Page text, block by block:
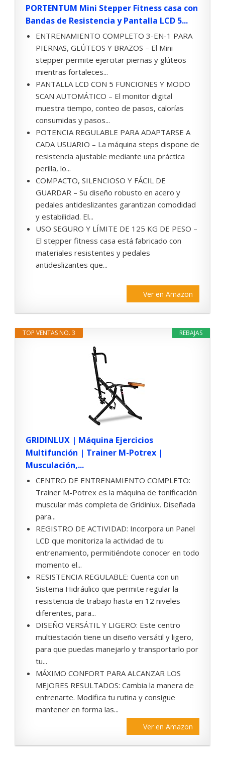
PORTENTUM Mini Stepper Fitness casa con
Bandas de Resistencia y Pantalla LCD 5...
ENTRENAMIENTO COMPLETO 3-EN-1 PARA
PIERNAS, GLÚTEOS Y BRAZOS – El Mini
stepper permite ejercitar piernas y glúteos
mientras fortaleces...
PANTALLA LCD CON 5 FUNCIONES Y MODO
SCAN AUTOMÁTICO – El monitor digital
muestra tiempo, conteo de pasos, calorías
consumidas y pasos...
POTENCIA REGULABLE PARA ADAPTARSE A
CADA USUARIO – La máquina steps dispone de
resistencia ajustable mediante una práctica
perilla, lo...
COMPACTO, SILENCIOSO Y FÁCIL DE
GUARDAR – Su diseño robusto en acero y
pedales antideslizantes garantizan comodidad
y estabilidad. El...
USO SEGURO Y LÍMITE DE 125 KG DE PESO –
El stepper fitness casa está fabricado con
materiales resistentes y pedales
antideslizantes que...
Ver en Amazon
REBAJAS
TOP VENTAS NO. 3
GRIDINLUX | Máquina Ejercicios
Multifunción | Trainer M-Potrex |
Musculación,...
CENTRO DE ENTRENAMIENTO COMPLETO:
Trainer M-Potrex es la máquina de tonificación
muscular más completa de Gridinlux. Diseñada
para...
REGISTRO DE ACTIVIDAD: Incorpora un Panel
LCD que monitoriza la actividad de tu
entrenamiento, permitiéndote conocer en todo
momento el...
RESISTENCIA REGULABLE: Cuenta con un
Sistema Hidráulico que permite regular la
resistencia de trabajo hasta en 12 niveles
diferentes, para...
DISEÑO VERSÁTIL Y LIGERO: Este centro
multiestación tiene un diseño versátil y ligero,
para que puedas manejarlo y transportarlo por
tu...
MÁXIMO CONFORT PARA ALCANZAR LOS
MEJORES RESULTADOS: Cambia la manera de
entrenarte. Modifica tu rutina y consigue
mantener en forma las...
Ver en Amazon